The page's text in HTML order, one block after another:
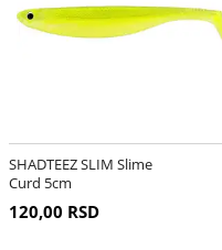
SHADTEEZ SLIM Slime
Curd 5cm
120,00 RSD